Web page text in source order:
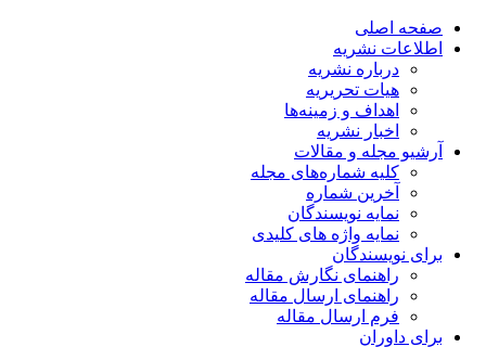
صفحه اصلی
اطلاعات نشریه
درباره نشریه
هیات تحریریه
اهداف و زمینه‌ها
اخبار نشریه
آرشیو مجله و مقالات
کلیه شماره‌های مجله
آخرین شماره
نمایه نویسندگان
نمایه واژه های کلیدی
برای نویسندگان
راهنمای نگارش مقاله
راهنمای ارسال مقاله
فرم ارسال مقاله
برای داوران